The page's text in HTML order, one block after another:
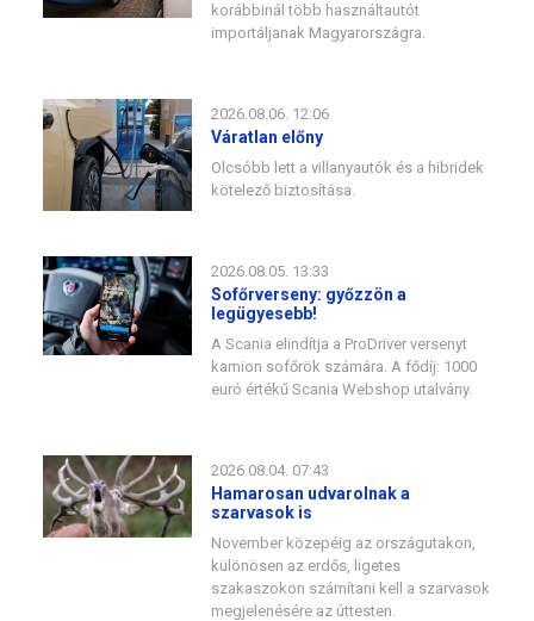
korábbinál több használtautót
importáljanak Magyarországra.
2026.08.06. 12:06
Váratlan előny
Olcsóbb lett a villanyautók és a hibridek
kötelező biztosítása.
2026.08.05. 13:33
Sofőrverseny: győzzön a
legügyesebb!
A Scania elindítja a ProDriver versenyt
kamion sofőrök számára. A fődíj: 1000
euró értékű Scania Webshop utalvány.
2026.08.04. 07:43
Hamarosan udvarolnak a
szarvasok is
November közepéig az országutakon,
különösen az erdős, ligetes
szakaszokon számítani kell a szarvasok
megjelenésére az úttesten.